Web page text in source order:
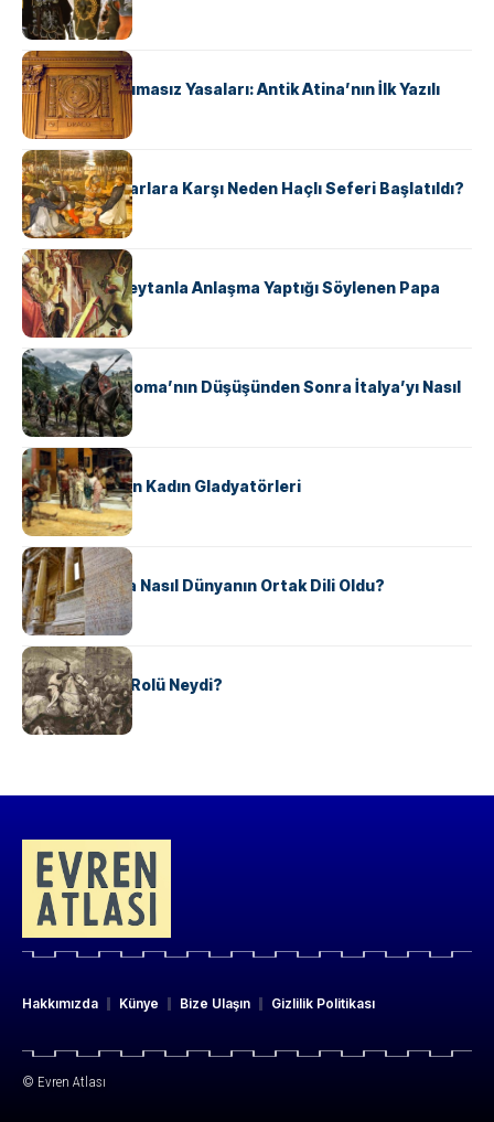
KÜLTÜR
Draco’nun Acımasız Yasaları: Antik Atina’nın İlk Yazılı
Hukuk Kodu
KÜLTÜR
Avrupalı ​​Katharlara Karşı Neden Haçlı Seferi Başlatıldı?
KÜLTÜR
II. Silvester: Şeytanla Anlaşma Yaptığı Söylenen Papa
KÜLTÜR
Ostrogotlar Roma’nın Düşüşünden Sonra İtalya’yı Nasıl
Ele Geçirdi?
KÜLTÜR
Antik Roma’nın Kadın Gladyatörleri
KÜLTÜR
Antik Yunanca Nasıl Dünyanın Ortak Dili Oldu?
KÜLTÜR
Valdensler’in Rolü Neydi?
Hakkımızda Künye Bize Ulaşın Gizlilik Politikası
© Evren Atlası